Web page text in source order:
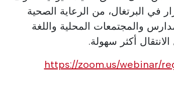
في البرتغال، من الرعاية الصحية
والمجتمعات المحلية واللغة
أكثر سهولة.
https://zoom.us/webinar/